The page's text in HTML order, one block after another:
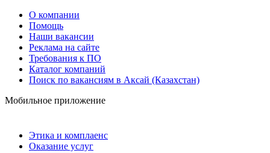
О компании
Помощь
Наши вакансии
Реклама на сайте
Требования к ПО
Каталог компаний
Поиск по вакансиям в Аксай (Казахстан)
Мобильное приложение
Этика и комплаенс
Оказание услуг